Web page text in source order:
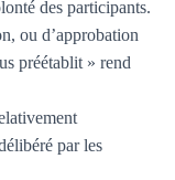
des participants.
ou d’approbation
préétablit » rend
par les